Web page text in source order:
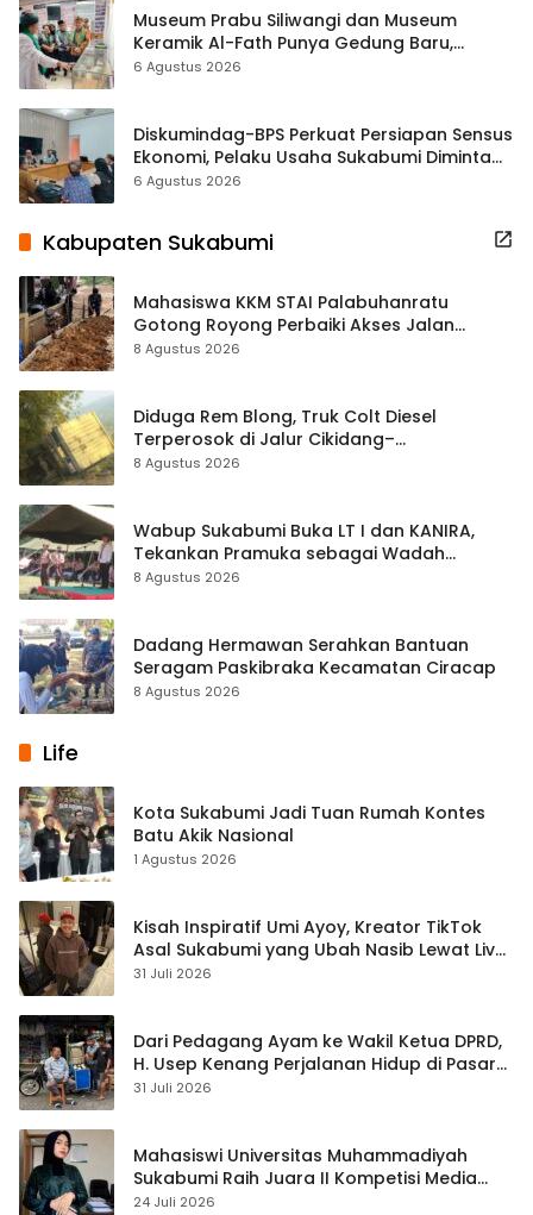
Museum Prabu Siliwangi dan Museum
Keramik Al-Fath Punya Gedung Baru,
Hampir 500 Koleksi Dipisahkan
6 Agustus 2026
Diskumindag-BPS Perkuat Persiapan Sensus
Ekonomi, Pelaku Usaha Sukabumi Diminta
Terbuka Beri Data
6 Agustus 2026
Kabupaten Sukabumi
Mahasiswa KKM STAI Palabuhanratu
Gotong Royong Perbaiki Akses Jalan
Majelis Ta’lim di Sagaranten
8 Agustus 2026
Diduga Rem Blong, Truk Colt Diesel
Terperosok di Jalur Cikidang–
Palabuhanratu
8 Agustus 2026
Wabup Sukabumi Buka LT I dan KANIRA,
Tekankan Pramuka sebagai Wadah
Pembentukan Karakter
8 Agustus 2026
Dadang Hermawan Serahkan Bantuan
Seragam Paskibraka Kecamatan Ciracap
8 Agustus 2026
Life
Kota Sukabumi Jadi Tuan Rumah Kontes
Batu Akik Nasional
1 Agustus 2026
Kisah Inspiratif Umi Ayoy, Kreator TikTok
Asal Sukabumi yang Ubah Nasib Lewat Live
Streaming
31 Juli 2026
Dari Pedagang Ayam ke Wakil Ketua DPRD,
H. Usep Kenang Perjalanan Hidup di Pasar
Cisaat
31 Juli 2026
Mahasiswi Universitas Muhammadiyah
Sukabumi Raih Juara II Kompetisi Media
Pembelajaran Digital Tingkat Internasional
24 Juli 2026